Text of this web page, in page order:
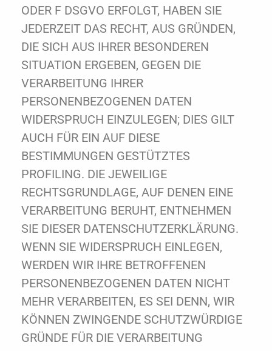
ODER F DSGVO ERFOLGT, HABEN SIE
JEDERZEIT DAS RECHT, AUS GRÜNDEN,
DIE SICH AUS IHRER BESONDEREN
SITUATION ERGEBEN, GEGEN DIE
VERARBEITUNG IHRER
PERSONENBEZOGENEN DATEN
WIDERSPRUCH EINZULEGEN; DIES GILT
AUCH FÜR EIN AUF DIESE
BESTIMMUNGEN GESTÜTZTES
PROFILING. DIE JEWEILIGE
RECHTSGRUNDLAGE, AUF DENEN EINE
VERARBEITUNG BERUHT, ENTNEHMEN
SIE DIESER DATENSCHUTZERKLÄRUNG.
WENN SIE WIDERSPRUCH EINLEGEN,
WERDEN WIR IHRE BETROFFENEN
PERSONENBEZOGENEN DATEN NICHT
MEHR VERARBEITEN, ES SEI DENN, WIR
KÖNNEN ZWINGENDE SCHUTZWÜRDIGE
GRÜNDE FÜR DIE VERARBEITUNG